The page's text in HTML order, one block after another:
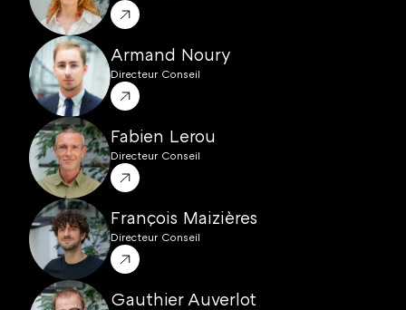
Armand Noury
Directeur Conseil
Fabien Lerou
Directeur Conseil
François Maizières
Directeur Conseil
Gauthier Auverlot